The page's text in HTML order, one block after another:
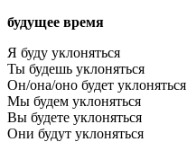
будущее время
Я буду уклоняться
Ты будешь уклоняться
Он/она/оно будет уклоняться
Мы будем уклоняться
Вы будете уклоняться
Они будут уклоняться